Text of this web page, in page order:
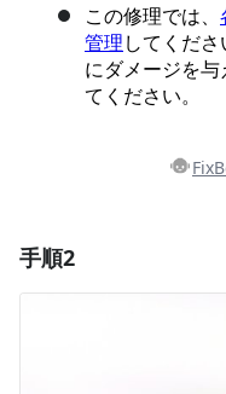
この修理では、
管理してくだ
にダメージを
てください。
手順2